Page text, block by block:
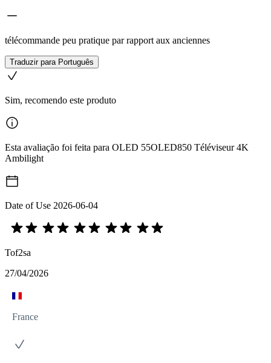
télécommande peu pratique par rapport aux anciennes
Traduzir para Português
Sim, recomendo este produto
Esta avaliação foi feita para OLED 55OLED850 Téléviseur 4K
Ambilight
Date of Use 2026-06-04
Tof2sa
27/04/2026
France